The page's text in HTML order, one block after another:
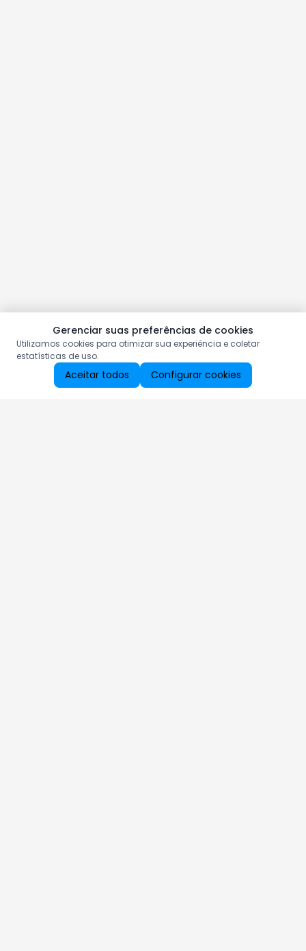
Gerenciar suas preferências de cookies
Utilizamos cookies para otimizar sua experiência e coletar
estatísticas de uso.
Aceitar todos Configurar cookies